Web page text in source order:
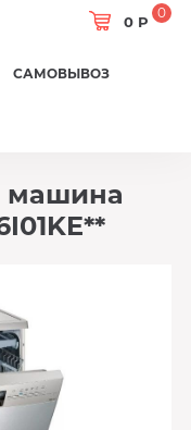
0 Р
0
САМОВЫВОЗ
машина